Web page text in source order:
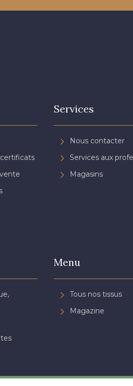
Services
Nous contacter
Services aux
Magasins
Menu
Tous nos tissus
Magazine